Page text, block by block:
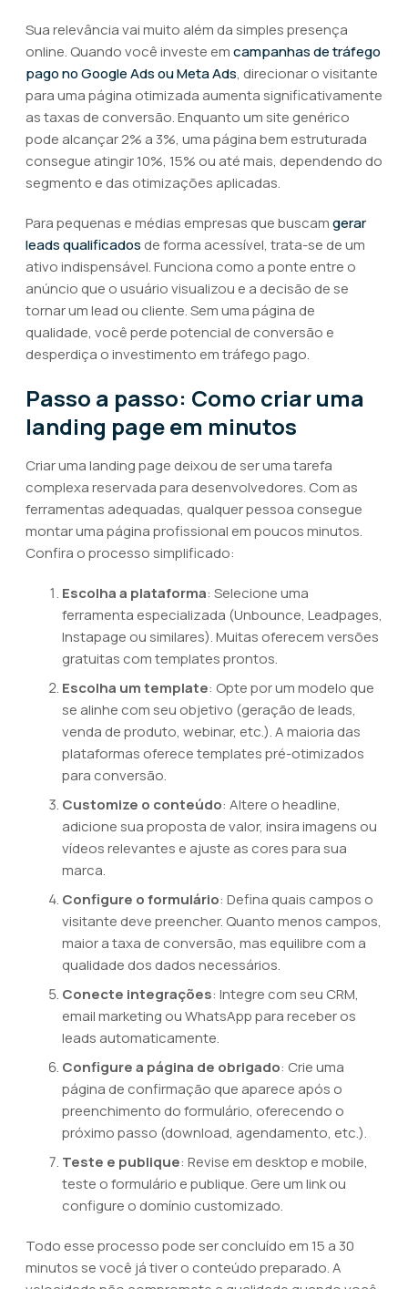
Sua relevância vai muito além da simples presença
online. Quando você investe emcampanhas de tráfego
pago no Google Ads ou Meta Ads, direcionar o visitante
para uma página otimizada aumenta significativamente
as taxas de conversão. Enquanto um site genérico
pode alcançar 2% a 3%, uma página bem estruturada
consegue atingir 10%, 15% ou até mais, dependendo do
segmento e das otimizações aplicadas.
Para pequenas e médias empresas que buscamgerar
leads qualificados de forma acessível, trata-se de um
ativo indispensável. Funciona como a ponte entre o
anúncio que o usuário visualizou e a decisão de se
tornar um lead ou cliente. Sem uma página de
qualidade, você perde potencial de conversão e
desperdiça o investimento em tráfego pago.
Passo a passo: Como criar uma
landing page em minutos
Criar uma landing page deixou de ser uma tarefa
complexa reservada para desenvolvedores. Com as
ferramentas adequadas, qualquer pessoa consegue
montar uma página profissional em poucos minutos.
Confira o processo simplificado:
Escolha a plataforma: Selecione uma
ferramenta especializada (Unbounce, Leadpages,
Instapage ou similares). Muitas oferecem versões
gratuitas com templates prontos.
Escolha um template: Opte por um modelo que
se alinhe com seu objetivo (geração de leads,
venda de produto, webinar, etc.). A maioria das
plataformas oferece templates pré-otimizados
para conversão.
Customize o conteúdo: Altere o headline,
adicione sua proposta de valor, insira imagens ou
vídeos relevantes e ajuste as cores para sua
marca.
Configure o formulário: Defina quais campos o
visitante deve preencher. Quanto menos campos,
maior a taxa de conversão, mas equilibre com a
qualidade dos dados necessários.
Conecte integrações: Integre com seu CRM,
email marketing ou WhatsApp para receber os
leads automaticamente.
Configure a página de obrigado: Crie uma
página de confirmação que aparece após o
preenchimento do formulário, oferecendo o
próximo passo (download, agendamento, etc.).
Teste e publique: Revise em desktop e mobile,
teste o formulário e publique. Gere um link ou
configure o domínio customizado.
Todo esse processo pode ser concluído em 15 a 30
minutos se você já tiver o conteúdo preparado. A